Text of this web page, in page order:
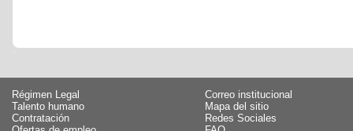
Régimen Legal
Talento humano
Contratación
Correo institucional
Mapa del sitio
Redes Sociales